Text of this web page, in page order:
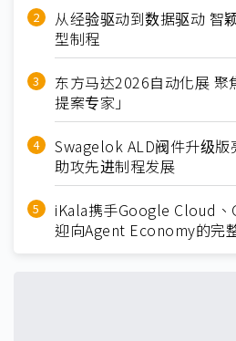
从经验驱动到数据驱动 智
型制程
东方马达2026自动化展 聚
提案专家」
Swagelok ALD阀件升级版
助攻先进制程发展
iKala携手Google Cloud
迎向Agent Economy的完